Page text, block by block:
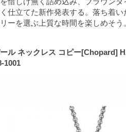
仕立てた新作発表する。落ち着
ーを選ぶ上質な時間を楽しめそ
ル ネックレス コピー[Chopard]
1001